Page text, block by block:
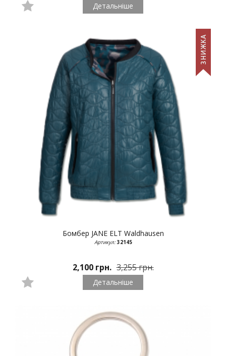
Детальніше
Бомбер JANE ELT Waldhausen
Артикул:32145
2,100 грн. 3,255 грн.
Детальніше